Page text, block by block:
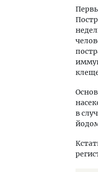
в